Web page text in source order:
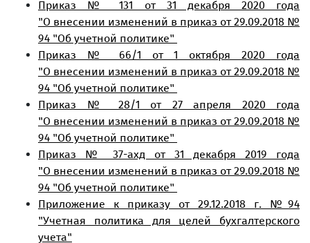
Приказ № 131 от 31 декабря 2020 года
"О внесении изменений в приказ от 29.09.2018 №
94 "Об учетной политике"
Приказ № 66/1 от 1 октября 2020 года
"О внесении изменений в приказ от 29.09.2018 №
94 "Об учетной политике"
Приказ № 28/1 от 27 апреля 2020 года
"О внесении изменений в приказ от 29.09.2018 №
94 "Об учетной политике"
Приказ № 37-ахд от 31 декабря 2019 года
"О внесении изменений в приказ от 29.09.2018 №
94 "Об учетной политике"
Приложение к приказу от 29.12.2018 г. №94
"Учетная политика для целей бухгалтерского
учета"